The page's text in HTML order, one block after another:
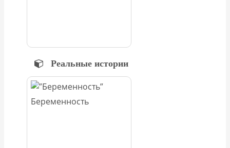
Реальные истории
Беременность